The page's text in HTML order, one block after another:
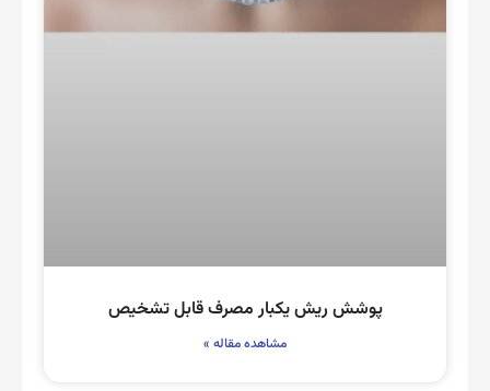
پوشش ریش یکبار مصرف قابل تشخیص
مشاهده مقاله »